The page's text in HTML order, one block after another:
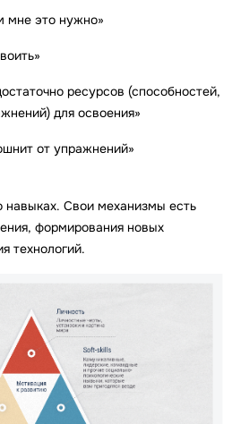
мне это нужно»
ресурсов (способностей,
для освоения»
от упражнений»
навыках. Свои механизмы есть
формирования новых
технологий.